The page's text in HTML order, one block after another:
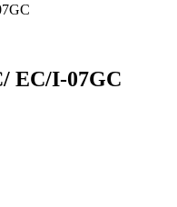
EC/I-07GC